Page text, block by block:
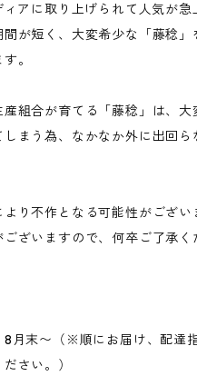
ィアに取り上げられて人気が
が短く、大変希少な「藤稔」
。
組合が育てる「藤稔」は、大
まう為、なかなか外に出回
り不作となる可能性がござい
ざいますので、何卒ご了承く
8月末〜（※順にお届け、配達
さい。）